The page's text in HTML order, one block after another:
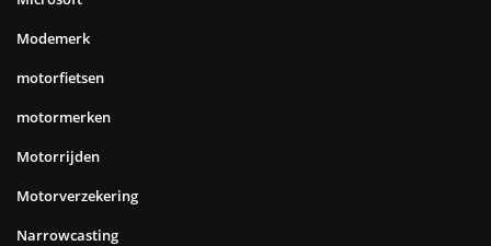
Modemerk
motorfietsen
motormerken
Motorrijden
Motorverzekering
Narrowcasting